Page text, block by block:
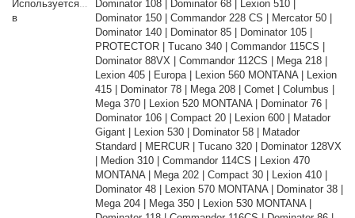
Используется
в
Dominator 108 | Dominator 68 | Lexion 510 |
Dominator 150 | Commandor 228 CS | Mercator 50 |
Dominator 140 | Dominator 85 | Dominator 105 |
PROTECTOR | Tucano 340 | Commandor 115CS |
Dominator 88VX | Commandor 112CS | Mega 218 |
Lexion 405 | Europa | Lexion 560 MONTANA | Lexion
415 | Dominator 78 | Mega 208 | Comet | Columbus |
Mega 370 | Lexion 520 MONTANA | Dominator 76 |
Dominator 106 | Compact 20 | Lexion 600 | Matador
Gigant | Lexion 530 | Dominator 58 | Matador
Standard | MERCUR | Tucano 320 | Dominator 128VX
| Medion 310 | Commandor 114CS | Lexion 470
MONTANA | Mega 202 | Compact 30 | Lexion 410 |
Dominator 48 | Lexion 570 MONTANA | Dominator 38 |
Mega 204 | Mega 350 | Lexion 530 MONTANA |